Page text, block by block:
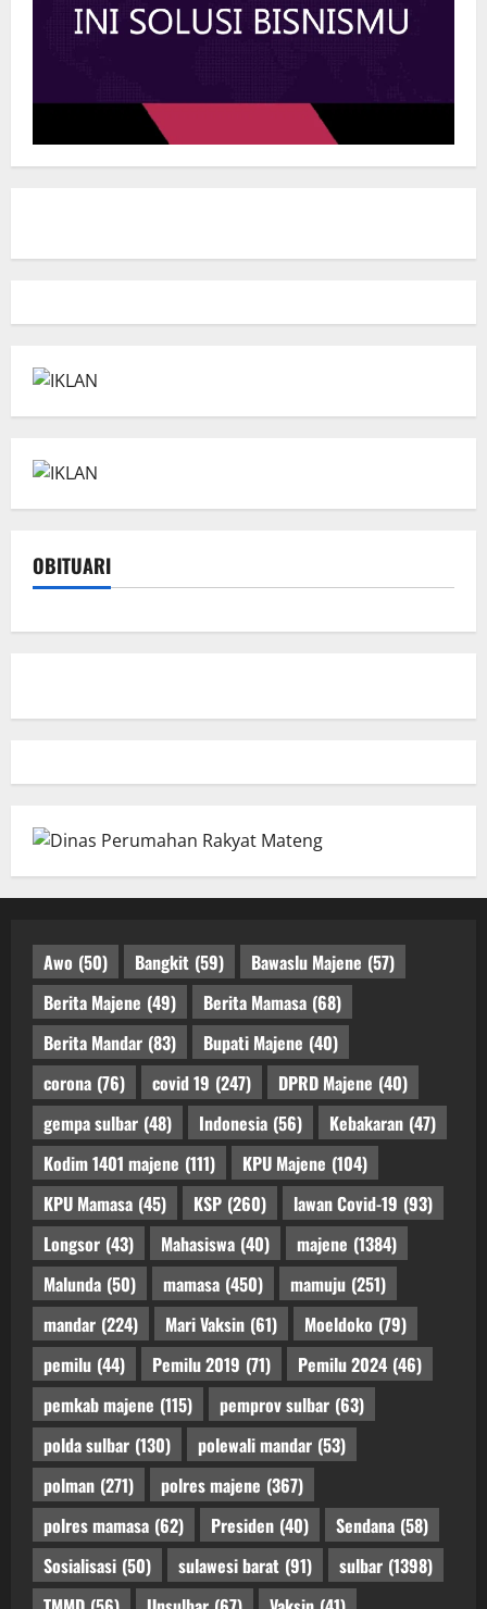
OBITUARI
Awo (50) Bangkit (59) Bawaslu Majene (57)
Berita Majene (49) Berita Mamasa (68)
Berita Mandar (83) Bupati Majene (40)
corona (76) covid 19 (247) DPRD Majene (40)
gempa sulbar (48) Indonesia (56) Kebakaran (47)
Kodim 1401 majene (111) KPU Majene (104)
KPU Mamasa (45) KSP (260) lawan Covid-19 (93)
Longsor (43) Mahasiswa (40) majene (1384)
Malunda (50) mamasa (450) mamuju (251)
mandar (224) Mari Vaksin (61) Moeldoko (79)
pemilu (44) Pemilu 2019 (71) Pemilu 2024 (46)
pemkab majene (115) pemprov sulbar (63)
polda sulbar (130) polewali mandar (53)
polman (271) polres majene (367)
polres mamasa (62) Presiden (40) Sendana (58)
Sosialisasi (50) sulawesi barat (91) sulbar (1398)